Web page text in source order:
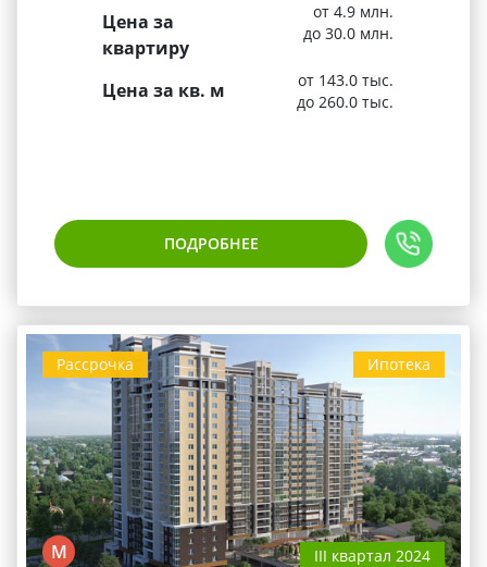
Цена за
квартиру
от 4.9 млн.
до 30.0 млн.
Цена за кв. м
от 143.0 тыс.
до 260.0 тыс.
ПОДРОБНЕЕ
Ипотека
Рассрочка
М III квартал 2024